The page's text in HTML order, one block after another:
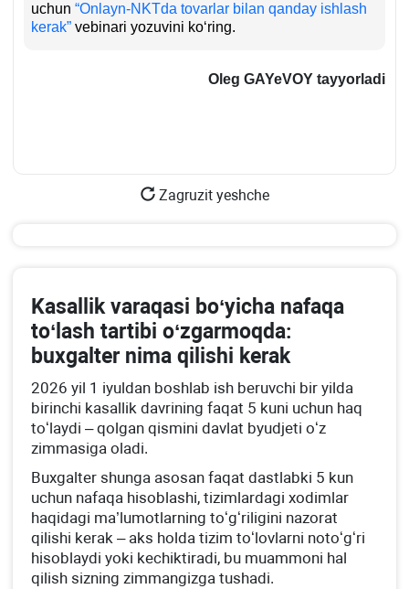
uchun “Onlayn-NKTda tovarlar bilan qanday ishlash
kerak” vebinari yozuvini koʻring.
Oleg GAYeVOY tayyorladi
Zagruzit yeshche
Kasallik varaqasi boʻyicha nafaqa
toʻlash tartibi oʻzgarmoqda:
buхgalter nima qilishi kerak
2026 yil 1 iyuldan boshlab ish beruvchi bir yilda
birinchi kasallik davrining faqat 5 kuni uchun haq
toʻlaydi – qolgan qismini davlat byudjeti oʻz
zimmasiga oladi.
Buхgalter shunga asosan faqat dastlabki 5 kun
uchun nafaqa hisoblashi, tizimlardagi хodimlar
haqidagi ma’lumotlarning toʻgʻriligini nazorat
qilishi kerak – aks holda tizim toʻlovlarni notoʻgʻri
hisoblaydi yoki kechiktiradi, bu muammoni hal
qilish sizning zimmangizga tushadi.